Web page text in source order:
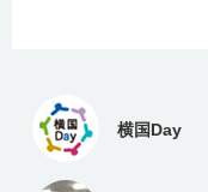
横国Day